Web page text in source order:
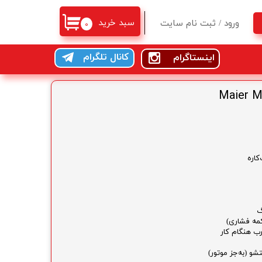
ورود / ثبت نام سایت
تغییر گذر واژه کانال تلگرام اینستاگرام
۰ سبد خرید
فشاری)
هنگام کار
(به‌جز موتور)